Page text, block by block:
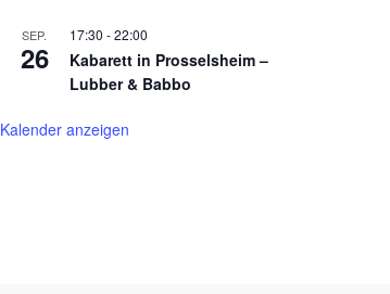
SEP.
26
17:30 -22:00
Kabarett in Prosselsheim –
Lubber & Babbo
Kalender anzeigen